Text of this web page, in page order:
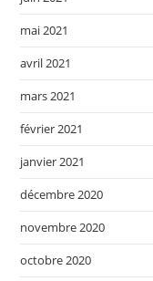
mai 2021
avril 2021
mars 2021
février 2021
janvier 2021
décembre 2020
novembre 2020
octobre 2020